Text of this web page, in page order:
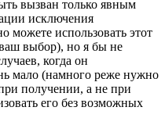
вызван только явным
исключения
можете использовать этот
выбор), но я бы не
когда он
мало (намного реже нужно
получении, а не при
его без возможных